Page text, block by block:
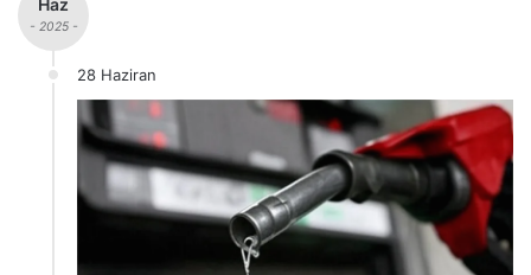
- 2025 -
28 Haziran